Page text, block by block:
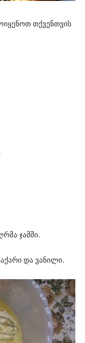
თქვენთვის
ჯამში.
და ვანილი.